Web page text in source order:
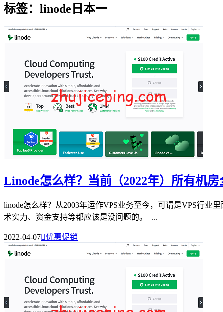
标签：linode日本一
Linode怎么样？当前（2022年）所有机
linode怎么样？从2003年运作VPS业务至今，可谓是VPS行业
术实力、资金支持等都应该是没问题的。 ...
2022-04-07优惠促销